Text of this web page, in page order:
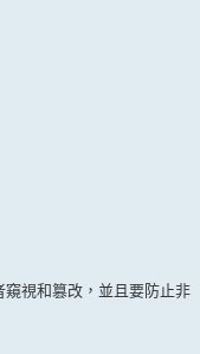
視和篡改，並且要防止非